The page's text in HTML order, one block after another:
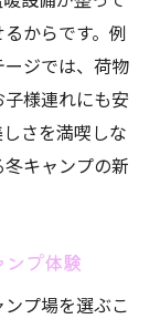
からです。例
ジでは、荷物
様連れにも安
さを満喫しな
キャンプの新
プ体験
プ場を選ぶこ